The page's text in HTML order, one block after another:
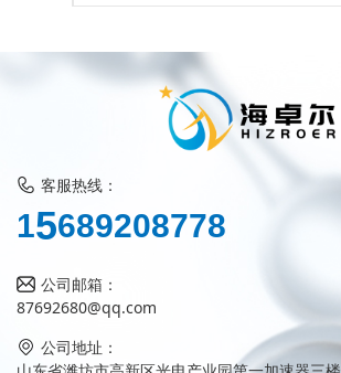
客服热线：
15689208778
公司邮箱：
87692680@qq.com
公司地址：